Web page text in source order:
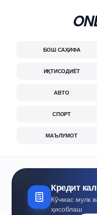
БОШ САҲИФА
ИҚТИСОДИЁТ
АВТО
СПОРТ
МАЪЛУМОТ
Кредит
Кўчмас мулк
ҳисоблаш